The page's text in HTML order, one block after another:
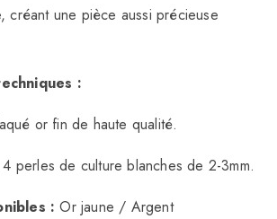
créant une pièce aussi précieuse
:
or fin de haute qualité.
4 perles de culture blanches de 2-3mm.
: Or jaune / Argent